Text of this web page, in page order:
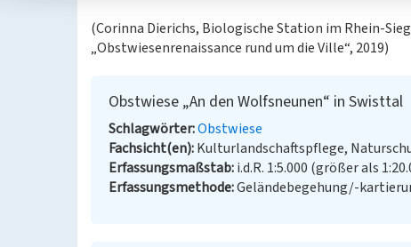
(Corinna Dierichs, Biologische Station im Rhein-
„Obstwiesenrenaissance rund um die Ville“, 2019)
Obstwiese „An den Wolfsneunen“ in Swisttal
Schlagwörter Obstwiese
Fachsicht(en) Kulturlandschaftspflege,
Erfassungsmaßstab i.d.R. 1:5.000 (größer als
Erfassungsmethode Geländebegehung/-